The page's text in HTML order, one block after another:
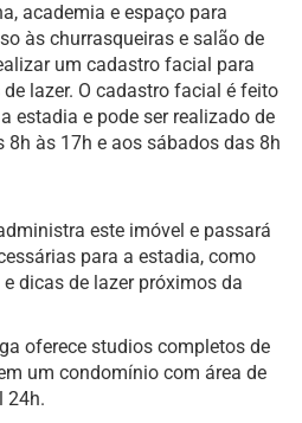
academia e espaço para
às churrasqueiras e salão de
um cadastro facial para
lazer. O cadastro facial é feito
estadia e pode ser realizado de
8h às 17h e aos sábados das 8h
este imóvel e passará
para a estadia, como
dicas de lazer próximos da
oferece studios completos de
um condomínio com área de
24h.